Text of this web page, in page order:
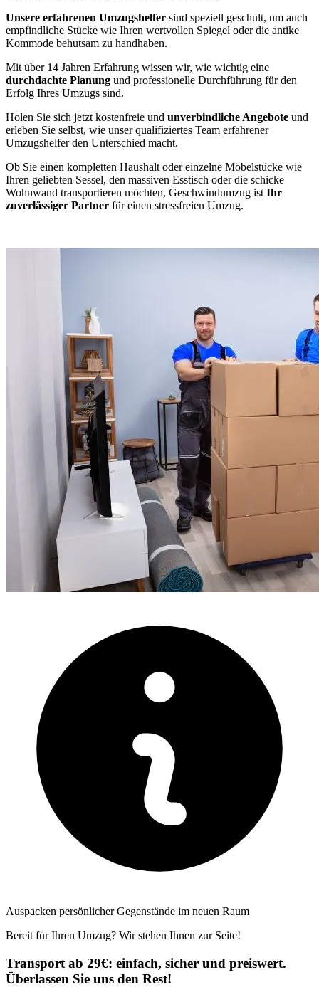
Unsere erfahrenen Umzugshelfer sind speziell geschult, um auch
empfindliche Stücke wie Ihren wertvollen Spiegel oder die antike
Kommode behutsam zu handhaben.
Mit über 14 Jahren Erfahrung wissen wir, wie wichtig eine
durchdachte Planung und professionelle Durchführung für den
Erfolg Ihres Umzugs sind.
Holen Sie sich jetzt kostenfreie und unverbindliche Angebote und
erleben Sie selbst, wie unser qualifiziertes Team erfahrener
Umzugshelfer den Unterschied macht.
Ob Sie einen kompletten Haushalt oder einzelne Möbelstücke wie
Ihren geliebten Sessel, den massiven Esstisch oder die schicke
Wohnwand transportieren möchten, Geschwindumzug ist Ihr
zuverlässiger Partner für einen stressfreien Umzug.
Auspacken persönlicher Gegenstände im neuen Raum
Bereit für Ihren Umzug? Wir stehen Ihnen zur Seite!
Transport ab 29€: einfach, sicher und preiswert.
Überlassen Sie uns den Rest!